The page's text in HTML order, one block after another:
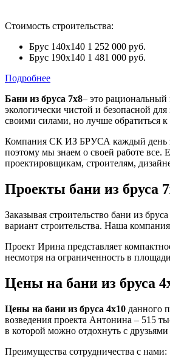
Стоимость строительства:
Брус 140х140 1 252 000 руб.
Брус 190х140 1 481 000 руб.
Подробнее
Бани из бруса 7х8– это рациональный
экологически чистой и безопасной
своими силами, но лучше обратиться
Компания СК ИЗ БРУСА каждый день
поэтому мы знаем о своей работе
проектировщикам, строителям,
Проекты бани из бруса
Заказывая строительство бани из
вариант строительства. Наша
Проект Ирина представляет
несмотря на ограниченность в
Цены на бани из бруса
Цены на бани из бруса 4х10 данного
возведения проекта Антонина – 515
в которой можно отдохнуть с
Преимущества сотрудничества с нами: